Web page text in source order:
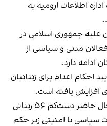
اطلاعات ارومیه به
علیه جمهوری اسلامی در
و فعالان مدنی و سیاسی از
دارد.
احکام اعدام برای زندانیان
افزایش یافته است.
به گزارش منابع حقوق بشری، در حال حاضر دست‌کم ۵۶ زندانی
سیاسی یا امنیتی زیر حکم